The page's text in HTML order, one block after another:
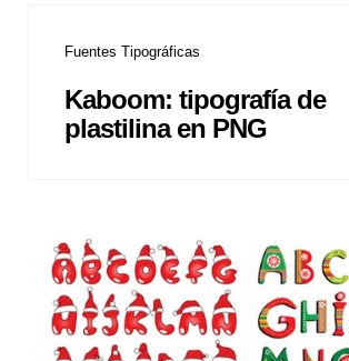
Fuentes Tipográficas
Kaboom: tipografía de
plastilina en PNG